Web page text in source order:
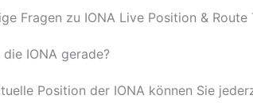
Fragen zu IONA Live Position & Route
IONA gerade?
Position der IONA können Sie